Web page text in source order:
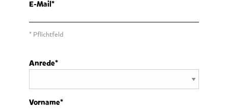
E-Mail
* Pflichtfeld
Anrede
Vorname